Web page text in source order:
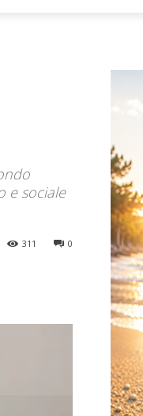
e sociale
0
311